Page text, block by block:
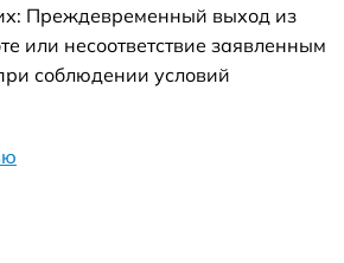
Преждевременный выход из
или несоответствие заявленным
соблюдении условий